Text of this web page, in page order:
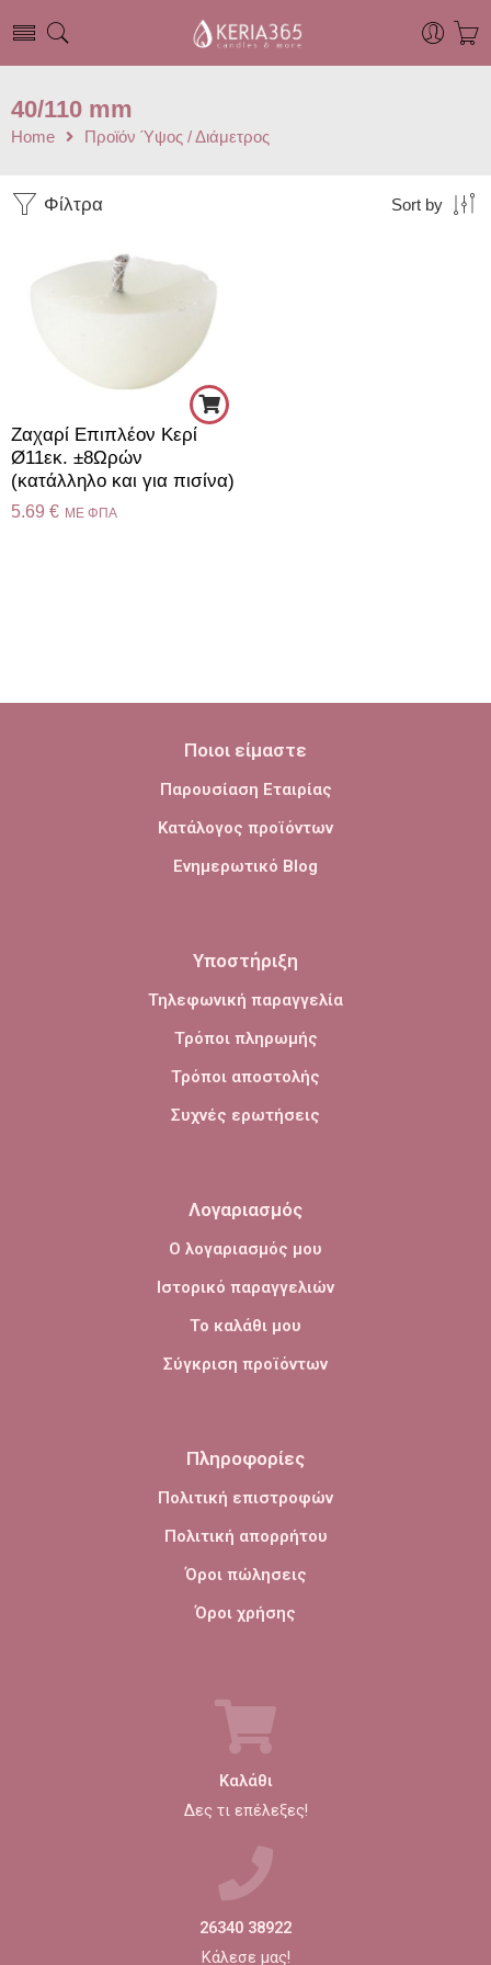
40/110 mm
Home Προϊόν Ύψος / Διάμετρος
Φίλτρα Sort by
Ζαχαρί Επιπλέον Κερί
Ø11εκ. ±8Ωρών
(κατάλληλο και για πισίνα)
5.69 € ME ΦΠΑ
Ποιοι είμαστε
Παρουσίαση Εταιρίας
Κατάλογος προϊόντων
Ενημερωτικό Blog
Υποστήριξη
Τηλεφωνική παραγγελία
Τρόποι πληρωμής
Τρόποι αποστολής
Συχνές ερωτήσεις
Λογαριασμός
Ο λογαριασμός μου
Ιστορικό παραγγελιών
Το καλάθι μου
Σύγκριση προϊόντων
Πληροφορίες
Πολιτική επιστροφών
Πολιτική απορρήτου
Όροι πώλησεις
Όροι χρήσης
Καλάθι
Δες τι επέλεξες!
26340 38922
Κάλεσε μας!